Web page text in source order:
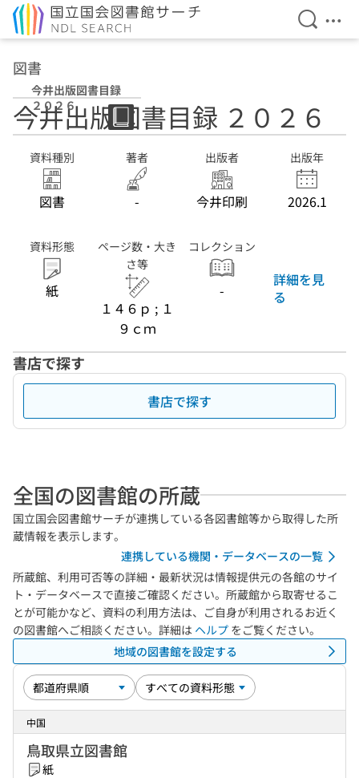
検索を
メ
図書
今井出版図書目録
２０２６
今井出版図書目録 ２０２６
資料種別
図書
著者
-
出版者
今井印刷
出版年
2026.1
資料形態
紙
ページ数・大き
さ等
１４６ｐ ; １
９ｃｍ
コレクション
-
詳細を見
る
書店で探す
書店で探す
全国の図書館の所蔵
国立国会図書館サーチが連携している各図書館等から取得した所
蔵情報を表示します。
連携している機関・データベースの一覧
所蔵館、利用可否等の詳細・最新状況は情報提供元の各館のサイ
ト・データベースで直接ご確認ください。所蔵館から取寄せるこ
とが可能かなど、資料の利用方法は、ご自身が利用されるお近く
の図書館へご相談ください。詳細は ヘルプ をご覧ください。
地域の図書館を設定する
中国
鳥取県立図書館
紙